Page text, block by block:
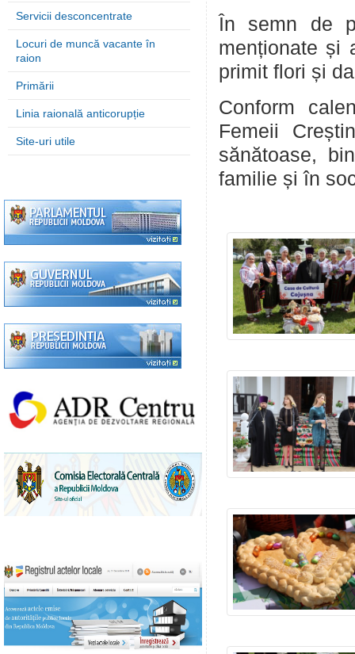
Servicii desconcentrate
Locuri de muncă vacante în
raion
Primării
Linia raională anticorupție
Site-uri utile
În semn de
menționate și
primit flori și
Conform
Femeii
sănătoase,
familie și în